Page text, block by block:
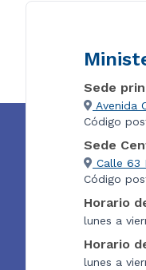
Sede
Avenida
Código
Sede
Calle 63
Código
Horario
lunes a
Horario
lunes a